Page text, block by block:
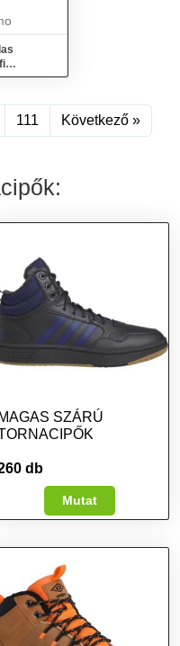
méret
111 Következő »
MAGAS SZÁRÚ
db
Mutat